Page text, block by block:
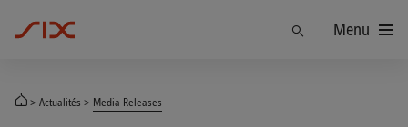
TrouverMenu
Actualités Media Releases